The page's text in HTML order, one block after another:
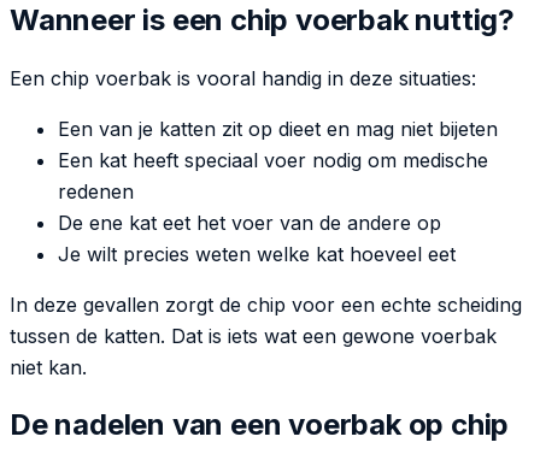
Wanneer is een chip voerbak nuttig?
Een chip voerbak is vooral handig in deze situaties:
Een van je katten zit op dieet en mag niet bijeten
Een kat heeft speciaal voer nodig om medische
redenen
De ene kat eet het voer van de andere op
Je wilt precies weten welke kat hoeveel eet
In deze gevallen zorgt de chip voor een echte scheiding
tussen de katten. Dat is iets wat een gewone voerbak
niet kan.
De nadelen van een voerbak op chip